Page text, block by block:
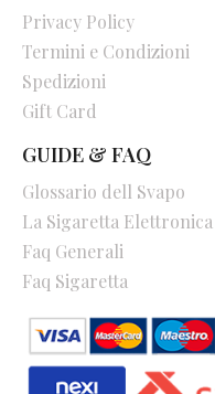
Privacy Policy
Termini e Condizioni
Spedizioni
Gift Card
GUIDE & FAQ
Glossario dell Svapo
La Sigaretta Elettronica
Faq Generali
Faq Sigaretta